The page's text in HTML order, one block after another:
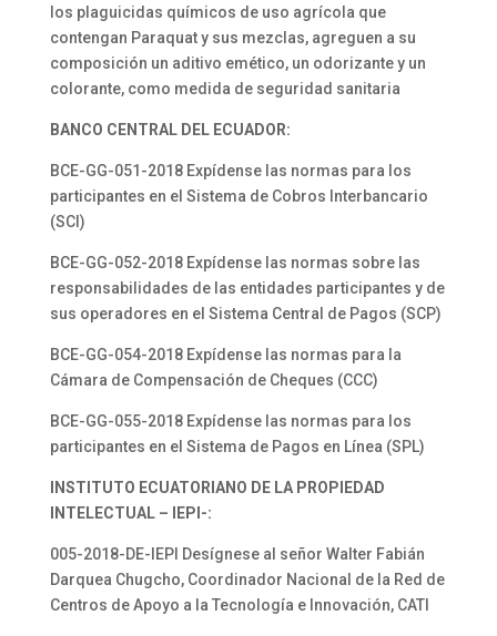
los plaguicidas químicos de uso agrícola que
contengan Paraquat y sus mezclas, agreguen a su
composición un aditivo emético, un odorizante y un
colorante, como medida de seguridad sanitaria
BANCO CENTRAL DEL ECUADOR:
BCE-GG-051-2018 Expídense las normas para los
participantes en el Sistema de Cobros Interbancario
(SCI)
BCE-GG-052-2018 Expídense las normas sobre las
responsabilidades de las entidades participantes y de
sus operadores en el Sistema Central de Pagos (SCP)
BCE-GG-054-2018 Expídense las normas para la
Cámara de Compensación de Cheques (CCC)
BCE-GG-055-2018 Expídense las normas para los
participantes en el Sistema de Pagos en Línea (SPL)
INSTITUTO ECUATORIANO DE LA PROPIEDAD
INTELECTUAL – IEPI-:
005-2018-DE-IEPI Desígnese al señor Walter Fabián
Darquea Chugcho, Coordinador Nacional de la Red de
Centros de Apoyo a la Tecnología e Innovación, CATI